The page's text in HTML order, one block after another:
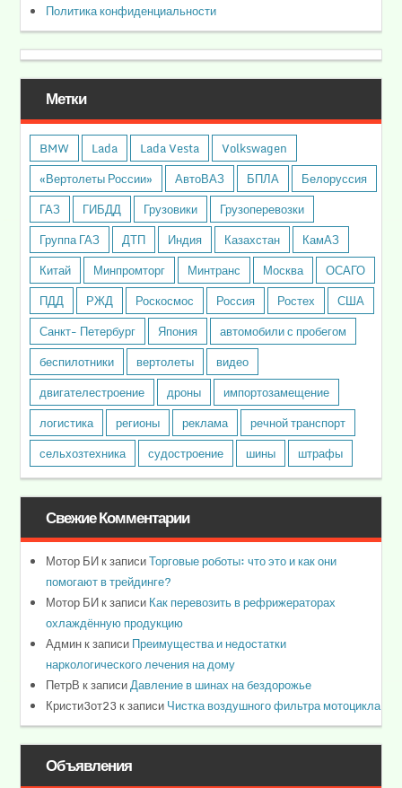
Политика конфиденциальности
Метки
BMW Lada Lada Vesta
Volkswagen
«Вертолеты России»
АвтоВАЗ БПЛА
Белоруссия
ГАЗ
ГИБДД Грузовики
Грузоперевозки
Группа ГАЗ
ДТП Индия Казахстан
КамАЗ
Китай
Минпромторг Минтранс Москва
ОСАГО
ПДД
РЖД Роскосмос Россия Ростех
США
Санкт- Петербург
Япония
автомобили с пробегом
беспилотники
вертолеты
видео
двигателестроение
дроны
импортозамещение
логистика
регионы реклама
речной транспорт
сельхозтехника
судостроение шины штрафы
Свежие Комментарии
Мотор БИк записиТорговые роботы: что это и как они
помогают в трейдинге?
Мотор БИк записиКак перевозить в рефрижераторах
охлаждённую продукцию
Админк записиПреимущества и недостатки
наркологического лечения на дому
ПетрВ к записиДавление в шинах на бездорожье
Кристи3от23 к записиЧистка воздушного фильтра мотоцикла
Объявления